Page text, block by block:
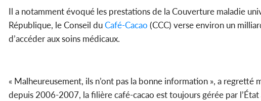
Il a notamment évoqué les prestations de la Couverture maladie
République, le Conseil duCafé-Cacao (CCC) verse environ un
d’accéder aux soins médicaux.
« Malheureusement, ils n’ont pas la bonne information », a
depuis 2006-2007, la filière café-cacao est toujours gérée par